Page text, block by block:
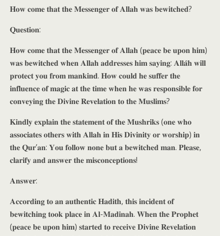
𝐇𝐨𝐰 𝐜𝐨𝐦𝐞 𝐭𝐡𝐚𝐭 𝐭𝐡𝐞 𝐌𝐞𝐬𝐬𝐞𝐧𝐠𝐞𝐫 𝐨𝐟 𝐀𝐥𝐥𝐚𝐡 𝐰𝐚𝐬 𝐛𝐞𝐰𝐢𝐭𝐜𝐡𝐞𝐝?
𝐐𝐮𝐞𝐬𝐭𝐢𝐨𝐧:
𝐇𝐨𝐰 𝐜𝐨𝐦𝐞 𝐭𝐡𝐚𝐭 𝐭𝐡𝐞 𝐌𝐞𝐬𝐬𝐞𝐧𝐠𝐞𝐫 𝐨𝐟 𝐀𝐥𝐥𝐚𝐡 (𝐩𝐞𝐚𝐜𝐞 𝐛𝐞 𝐮𝐩𝐨𝐧 𝐡𝐢𝐦)
𝐰𝐚𝐬 𝐛𝐞𝐰𝐢𝐭𝐜𝐡𝐞𝐝 𝐰𝐡𝐞𝐧 𝐀𝐥𝐥𝐚𝐡 𝐚𝐝𝐝𝐫𝐞𝐬𝐬𝐞𝐬 𝐡𝐢𝐦 𝐬𝐚𝐲𝐢𝐧𝐠: 𝐀𝐥𝐥𝐚̂𝐡 𝐰𝐢𝐥𝐥
𝐩𝐫𝐨𝐭𝐞𝐜𝐭 𝐲𝐨𝐮 𝐟𝐫𝐨𝐦 𝐦𝐚𝐧𝐤𝐢𝐧𝐝. 𝐇𝐨𝐰 𝐜𝐨𝐮𝐥𝐝 𝐡𝐞 𝐬𝐮𝐟𝐟𝐞𝐫 𝐭𝐡𝐞
𝐢𝐧𝐟𝐥𝐮𝐞𝐧𝐜𝐞 𝐨𝐟 𝐦𝐚𝐠𝐢𝐜 𝐚𝐭 𝐭𝐡𝐞 𝐭𝐢𝐦𝐞 𝐰𝐡𝐞𝐧 𝐡𝐞 𝐰𝐚𝐬 𝐫𝐞𝐬𝐩𝐨𝐧𝐬𝐢𝐛𝐥𝐞 𝐟𝐨𝐫
𝐜𝐨𝐧𝐯𝐞𝐲𝐢𝐧𝐠 𝐭𝐡𝐞 𝐃𝐢𝐯𝐢𝐧𝐞 𝐑𝐞𝐯𝐞𝐥𝐚𝐭𝐢𝐨𝐧 𝐭𝐨 𝐭𝐡𝐞 𝐌𝐮𝐬𝐥𝐢𝐦𝐬?
𝐊𝐢𝐧𝐝𝐥𝐲 𝐞𝐱𝐩𝐥𝐚𝐢𝐧 𝐭𝐡𝐞 𝐬𝐭𝐚𝐭𝐞𝐦𝐞𝐧𝐭 𝐨𝐟 𝐭𝐡𝐞 𝐌𝐮𝐬𝐡𝐫𝐢𝐤𝐬 (𝐨𝐧𝐞 𝐰𝐡𝐨
𝐚𝐬𝐬𝐨𝐜𝐢𝐚𝐭𝐞𝐬 𝐨𝐭𝐡𝐞𝐫𝐬 𝐰𝐢𝐭𝐡 𝐀𝐥𝐥𝐚𝐡 𝐢𝐧 𝐇𝐢𝐬 𝐃𝐢𝐯𝐢𝐧𝐢𝐭𝐲 𝐨𝐫 𝐰𝐨𝐫𝐬𝐡𝐢𝐩) 𝐢𝐧
𝐭𝐡𝐞 𝐐𝐮𝐫’𝐚𝐧: 𝐘𝐨𝐮 𝐟𝐨𝐥𝐥𝐨𝐰 𝐧𝐨𝐧𝐞 𝐛𝐮𝐭 𝐚 𝐛𝐞𝐰𝐢𝐭𝐜𝐡𝐞𝐝 𝐦𝐚𝐧. 𝐏𝐥𝐞𝐚𝐬𝐞,
𝐜𝐥𝐚𝐫𝐢𝐟𝐲 𝐚𝐧𝐝 𝐚𝐧𝐬𝐰𝐞𝐫 𝐭𝐡𝐞 𝐦𝐢𝐬𝐜𝐨𝐧𝐜𝐞𝐩𝐭𝐢𝐨𝐧𝐬!
𝐀𝐧𝐬𝐰𝐞𝐫:
𝐀𝐜𝐜𝐨𝐫𝐝𝐢𝐧𝐠 𝐭𝐨 𝐚𝐧 𝐚𝐮𝐭𝐡𝐞𝐧𝐭𝐢𝐜 𝐇𝐚𝐝𝐢𝐭𝐡, 𝐭𝐡𝐢𝐬 𝐢𝐧𝐜𝐢𝐝𝐞𝐧𝐭 𝐨𝐟
𝐛𝐞𝐰𝐢𝐭𝐜𝐡𝐢𝐧𝐠 𝐭𝐨𝐨𝐤 𝐩𝐥𝐚𝐜𝐞 𝐢𝐧 𝐀𝐥-𝐌𝐚𝐝𝐢𝐧𝐚𝐡. 𝐖𝐡𝐞𝐧 𝐭𝐡𝐞 𝐏𝐫𝐨𝐩𝐡𝐞𝐭
(𝐩𝐞𝐚𝐜𝐞 𝐛𝐞 𝐮𝐩𝐨𝐧 𝐡𝐢𝐦) 𝐬𝐭𝐚𝐫𝐭𝐞𝐝 𝐭𝐨 𝐫𝐞𝐜𝐞𝐢𝐯𝐞 𝐃𝐢𝐯𝐢𝐧𝐞 𝐑𝐞𝐯𝐞𝐥𝐚𝐭𝐢𝐨𝐧